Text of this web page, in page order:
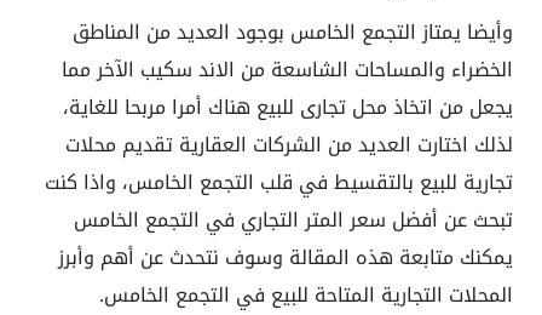
وأيضا يمتاز التجمع الخامس بوجود العديد من المناطق
الخضراء والمساحات الشاسعة من الاند سكيب الآخر مما
يجعل من اتخاذ محل تجارى للبيع هناك أمرا مربحا للغاية،
لذلك اختارت العديد من الشركات العقارية تقديم محلات
تجارية للبيع بالتقسيط في قلب التجمع الخامس، واذا كنت
تبحث عن أفضل سعر المتر التجاري في التجمع الخامس
يمكنك متابعة هذه المقالة وسوف نتحدث عن أهم وأبرز
المحلات التجارية المتاحة للبيع في التجمع الخامس.